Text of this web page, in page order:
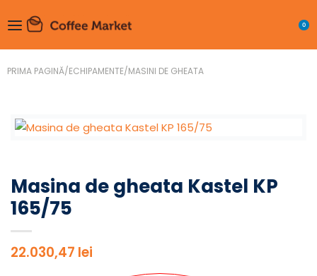
0
PRIMA PAGINĂ/ECHIPAMENTE/MASINI DE GHEATA
Masina de gheata Kastel KP
165/75
22.030,47 lei